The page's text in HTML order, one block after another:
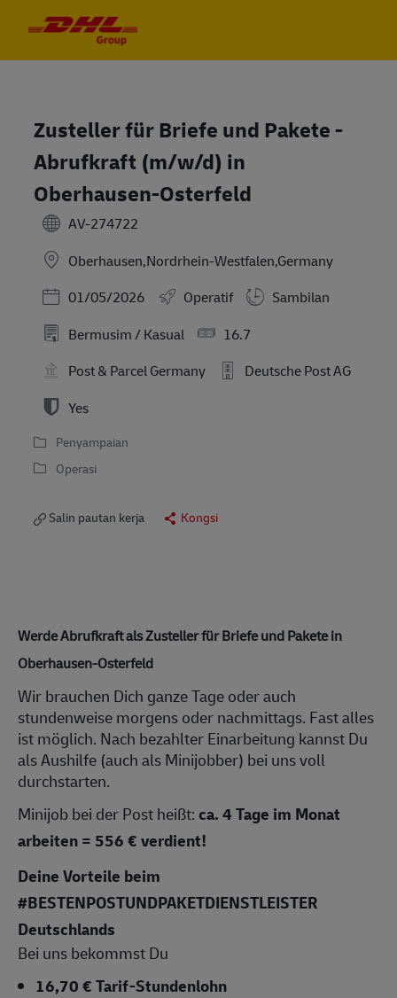
Zusteller für Briefe und Pakete -
Abrufkraft (m/w/d) in
Oberhausen-Osterfeld
AV-274722
Oberhausen,Nordrhein-Westfalen,Germany
Posted Date
01/05/2026 Operatif
Sambilan
Bermusim / Kasual
16.7
Post & Parcel Germany
Deutsche Post AG
Yes
Penyampaian
Operasi
Salin pautan kerja Kongsi
Werde Abrufkraft als Zusteller für Briefe und Pakete in
Oberhausen-Osterfeld
Wir brauchen Dich ganze Tage oder auch
stundenweise morgens oder nachmittags. Fast alles
ist möglich. Nach bezahlter Einarbeitung kannst Du
als Aushilfe (auch als Minijobber) bei uns voll
durchstarten.
Minijob bei der Post heißt:ca.4 Tage im Monat
arbeiten = 556 € verdient!
Deine Vorteile beim
#BESTENPOSTUNDPAKETDIENSTLEISTER
Deutschlands
Bei uns bekommst Du
16,70 € Tarif-Stundenlohn